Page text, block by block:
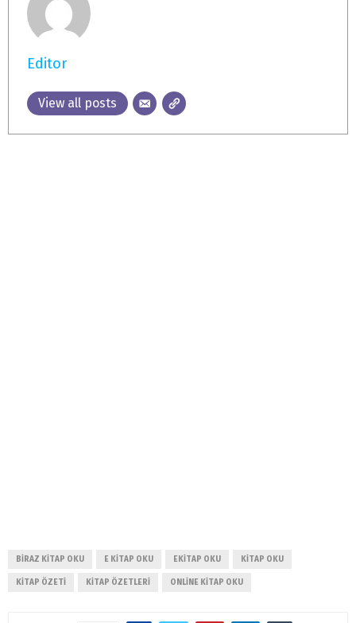
Editor
View all posts
BIRAZ KITAP OKU E KITAP OKU EKITAP OKU KITAP OKU
KITAP ÖZETI KITAP ÖZETLERI ONLINE KITAP OKU